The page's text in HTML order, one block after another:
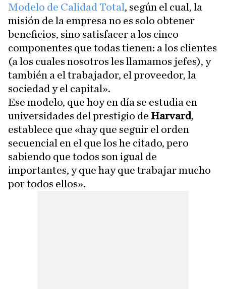
Modelo de Calidad Total , según el cual, la
misión de la empresa no es solo obtener
beneficios, sino satisfacer a los cinco
componentes que todas tienen: a los clientes
(a los cuales nosotros les llamamos jefes), y
también a el trabajador, el proveedor, la
sociedad y el capital».
Ese modelo, que hoy en día se estudia en
universidades del prestigio de Harvard,
establece que «hay que seguir el orden
secuencial en el que los he citado, pero
sabiendo que todos son igual de
importantes, y que hay que trabajar mucho
por todos ellos».